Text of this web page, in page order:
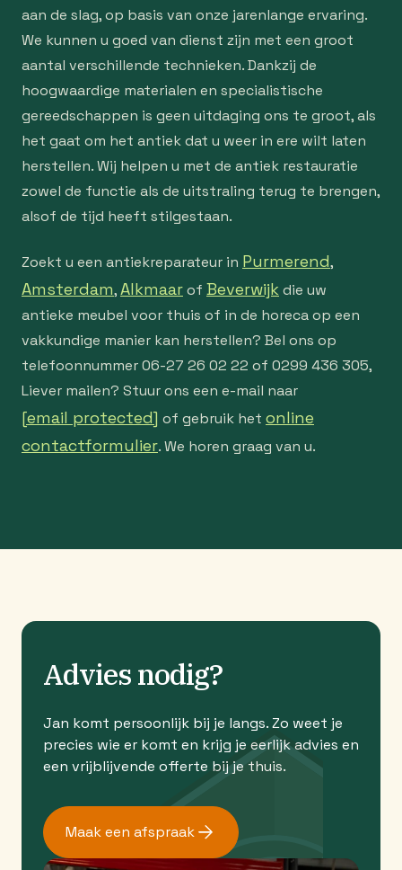
aan de slag, op basis van onze jarenlange ervaring.
We kunnen u goed van dienst zijn met een groot
aantal verschillende technieken. Dankzij de
hoogwaardige materialen en specialistische
gereedschappen is geen uitdaging ons te groot, als
het gaat om het antiek dat u weer in ere wilt laten
herstellen. Wij helpen u met de antiek restauratie
zowel de functie als de uitstraling terug te brengen,
alsof de tijd heeft stilgestaan.
Zoekt u een antiekreparateur in Purmerend,
Amsterdam,Alkmaarof Beverwijk die uw
antieke meubel voor thuis of in de horeca op een
vakkundige manier kan herstellen? Bel ons op
telefoonnummer 06-27 26 02 22 of 0299 436 305,
Liever mailen? Stuur ons een e-mail naar
[email protected] of gebruik het online
contactformulier. We horen graag van u.
Advies nodig?
Jan komt persoonlijk bij je langs. Zo weet je
precies wie er komt en krijg je eerlijk advies en
een vrijblijvende offerte bij je thuis.
Maak een afspraak